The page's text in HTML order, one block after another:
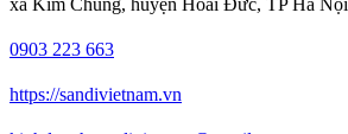
xã Kim Chung, huyện Hoài Đức, TP Hà Nội
0903 223 663
https://sandivietnam.vn